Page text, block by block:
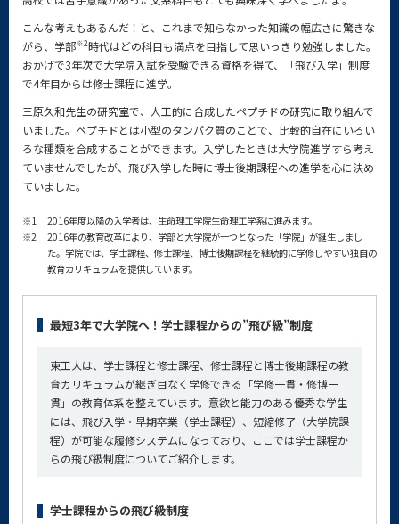
こんな考えもあるんだ！と、これまで知らなかった知識の幅広さに驚きな
がら、学部※2時代はどの科目も満点を目指して思いっきり勉強しました。
おかげで3年次で大学院入試を受験できる資格を得て、「飛び入学」制度
で4年目からは修士課程に進学。
三原久和先生の研究室で、人工的に合成したペプチドの研究に取り組んで
いました。ペプチドとは小型のタンパク質のことで、比較的自在にいろい
ろな種類を合成することができます。入学したときは大学院進学すら考え
ていませんでしたが、飛び入学した時に博士後期課程への進学を心に決め
ていました。
※1
2016年度以降の入学者は、生命理工学院生命理工学系に進みます。
※2
2016年の教育改革により、学部と大学院が一つとなった「学院」が誕生しまし
た。学院では、学士課程、修士課程、博士後期課程を継続的に学修しやすい独自の
教育カリキュラムを提供しています。
最短3年で大学院へ！学士課程からの”飛び級”制度
東工大は、学士課程と修士課程、修士課程と博士後期課程の教
育カリキュラムが継ぎ目なく学修できる「学修一貫・修博一
貫」の教育体系を整えています。意欲と能力のある優秀な学生
には、飛び入学・早期卒業（学士課程）、短縮修了（大学院課
程）が可能な履修システムになっており、ここでは学士課程か
らの飛び級制度についてご紹介します。
学士課程からの飛び級制度